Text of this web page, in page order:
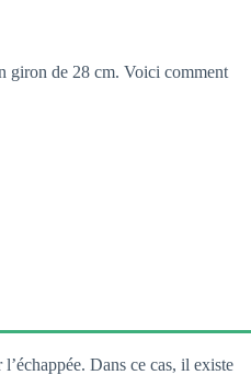
giron de 28 cm. Voici comment
Dans ce cas, il existe